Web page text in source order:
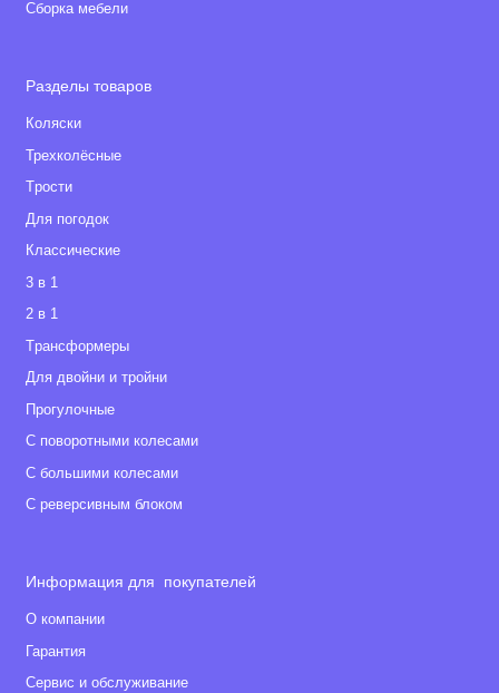
Сборка мебели
Разделы товаров
Коляски
Трехколёсные
Tрости
Для погодок
Классические
3 в 1
2 в 1
Tрансформеры
Для двойни и тройни
Прогулочные
С поворотными колесами
С большими колесами
С реверсивным блоком
Информация для покупателей
О компании
Гарантия
Сервис и обслуживание